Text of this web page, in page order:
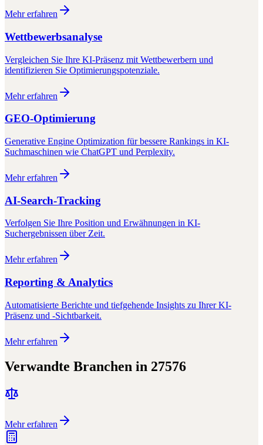
Mehr erfahren
Wettbewerbsanalyse
Vergleichen Sie Ihre KI-Präsenz mit Wettbewerbern und
identifizieren Sie Optimierungspotenziale.
Mehr erfahren
GEO-Optimierung
Generative Engine Optimization für bessere Rankings in KI-
Suchmaschinen wie ChatGPT und Perplexity.
Mehr erfahren
AI-Search-Tracking
Verfolgen Sie Ihre Position und Erwähnungen in KI-
Suchergebnissen über Zeit.
Mehr erfahren
Reporting & Analytics
Automatisierte Berichte und tiefgehende Insights zu Ihrer KI-
Präsenz und -Sichtbarkeit.
Mehr erfahren
Verwandte Branchen in 27576
Mehr erfahren